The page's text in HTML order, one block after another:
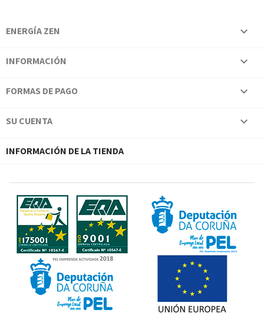
ENERGÍA ZEN 
INFORMACIÓN 
FORMAS DE PAGO 
SU CUENTA 
INFORMACIÓN DE LA TIENDA